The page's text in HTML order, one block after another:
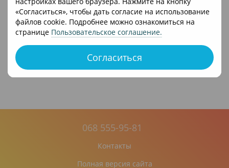
«Согласиться», чтобы дать согласие на использование
файлов cookie. Подробнее можно ознакомиться на
странице Пользовательское соглашение.
Согласиться
068 555-95-81
Контакты
Полная версия сайта